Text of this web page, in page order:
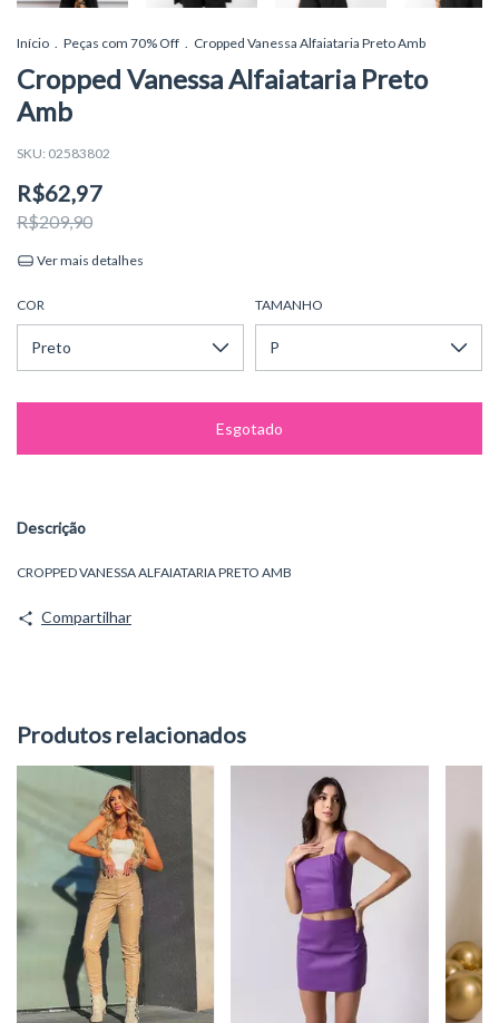
Início . Peças com 70% Off . Cropped Vanessa Alfaiataria Preto Amb
Cropped Vanessa Alfaiataria Preto
Amb
SKU: 02583802
R$62,97
R$209,90
Ver mais detalhes
COR TAMANHO
Descrição
CROPPED VANESSA ALFAIATARIA PRETO AMB
Compartilhar
Produtos relacionados